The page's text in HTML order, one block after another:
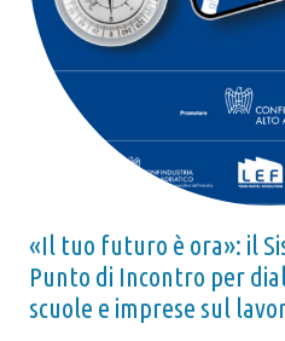
«Il tuo futuro è ora»: il
Punto di Incontro per
scuole e imprese sul